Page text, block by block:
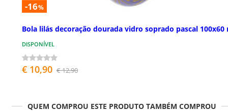
-16%
Bola lilás decoração dourada vidro soprado pascal 100x60
DISPONÍVEL
€ 10,90 € 12,90
QUEM COMPROU ESTE PRODUTO TAMBÉM COMPROU